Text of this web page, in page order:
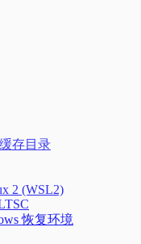
存目录
2 (WSL2)
恢复环境